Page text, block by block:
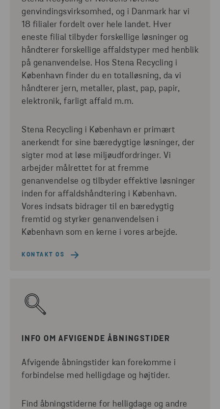
genvindingsvirksomhed, og i Danmark har vi
18 filialer fordelt over hele landet. Hver
eneste filial tilbyder forskellige løsninger og
håndterer forskellige affaldstyper med henblik
på genanvendelse. Hos Stena Recycling i
København finder du en totalløsning, da vi
håndterer jern, metaller, plast, pap, papir,
elektronik, farligt affald m.m.
Stena Recycling i København er primært
anerkendt for sine bæredygtige løsninger, der
sigter mod at løse miljøudfordringer. Vi
arbejder målrettet for at fremme
genanvendelse og tilbyder effektive løsninger
inden for affaldshåndtering i København.
Vores indsats bidrager til en bæredygtig
fremtid og styrker genanvendelsen i
København som en kerne i vores arbejde.
KONTAKT OS
INFO OM AFVIGENDE ÅBNINGSTIDER
Afvigende åbningstider kan forekomme i
forbindelse med helligdage og højtider.
Find åbningstiderne for helligdage og andre